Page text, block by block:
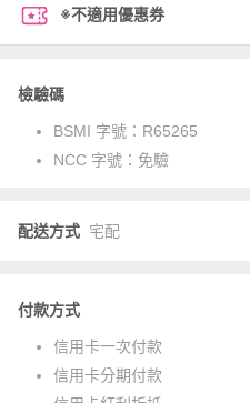
※不適用優惠券
檢驗碼
BSMI 字號： R65265
NCC 字號： 免驗
配送方式 宅配
付款方式
信用卡一次付款
信用卡分期付款